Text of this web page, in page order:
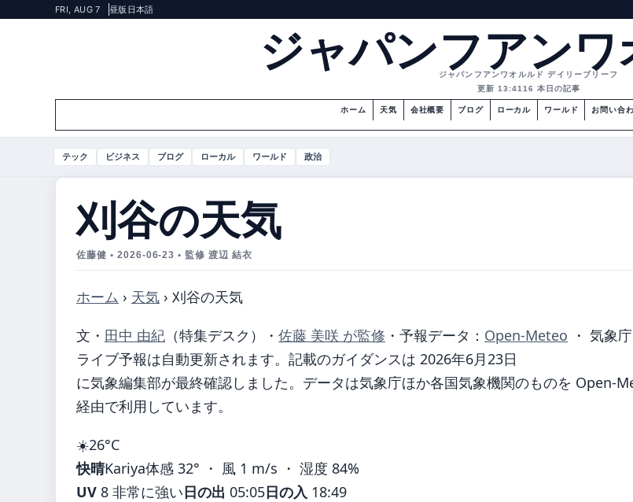
FRI, AUG 7 昼版 日本語
ジャパンフアン
ジャパンフアンワオルルド デイリーブリーフ
更新 13:41 16 本日の記事
ホーム 天気 会社概要 ブログ ローカル ワールド お問い合
テック ビジネス ブログ ローカル ワールド 政治
刈谷の天気
佐藤健 • 2026-06-23 • 監修 渡辺 結衣
ホーム › 天気 › 刈谷の天気
文・ 田中 由紀 （特集デスク） ・ 佐藤 美咲 が監修 ・ 予報データ： Open-Meteo ・ 気象庁
ライブ予報は自動更新されます。記載のガイダンスは 2026年6月23日
に気象編集部が最終確認しました。データは気象庁ほか各国気象機関のものを Open-
経由で利用しています。
☀️26°C
快晴Kariya体感 32° ・ 風 1 m/s ・ 湿度 84%
UV 8 非常に強い日の出 05:05日の入 18:49